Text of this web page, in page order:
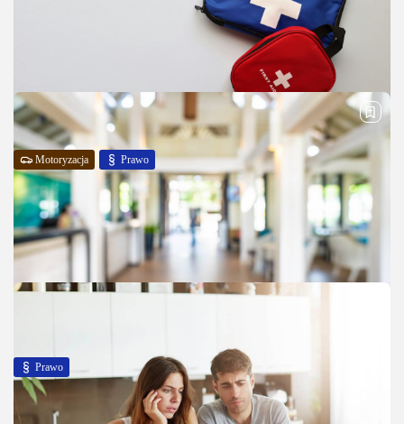
Motoryzacja Prawo
Czy trzeba mieć apteczkę w aucie? Co mówi
prawo?
Wielu kierowców zastanawia się, czy posiadanie apteczki w samochodzie
wymagane jest przepisami prawa drogowego. Odpowiedź na to pytanie
nie jest jednoznaczna i zależy od rodzaju pojazdu oraz jego
przeznaczenia. W którym...
Prawo
Odebrałeś lokal i stwierdziłeś usterki? Co
robić?